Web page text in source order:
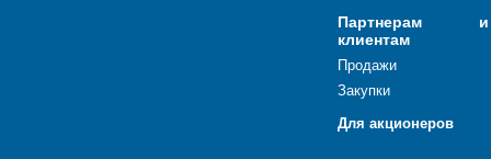
Партнерам и
клиентам
Продажи
Закупки
Для акционеров